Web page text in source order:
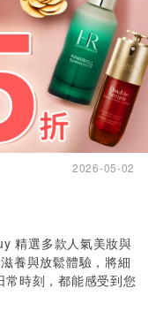
2026-05-02
精選多款人氣美妝與
養與放鬆體驗，將細
時刻，都能感受到您